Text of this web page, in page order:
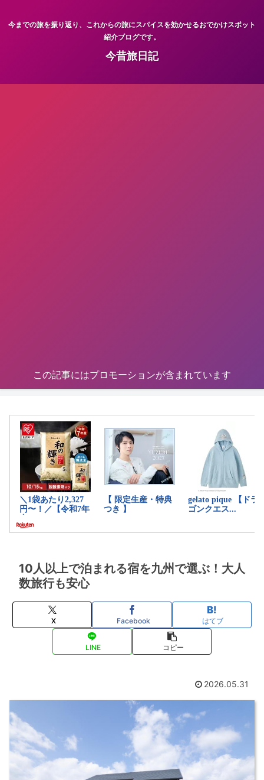
今までの旅を振り返り、これからの旅にスパイスを効かせるおでかけスポット
紹介ブログです。
今昔旅日記
この記事にはプロモーションが含まれています
10人以上で泊まれる宿を九州で選ぶ！大人
数旅行も安心
X Facebook はてブ
LINE コピー
2026.05.31